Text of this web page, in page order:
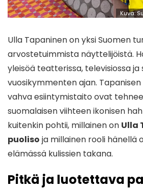
Kuva:
Ulla Tapaninen on yksi Suomen
arvostetuimmista näyttelijöistä.
yleisöä teatterissa, televisiossa
vuosikymmenten ajan.
vahva esiintymistaito ovat
suomalaisen viihteen ikonisen
kuitenkin pohtii, millainen on Ulla
puoliso ja millainen rooli hänellä
elämässä kulissien takana.
Pitkä ja luotettava